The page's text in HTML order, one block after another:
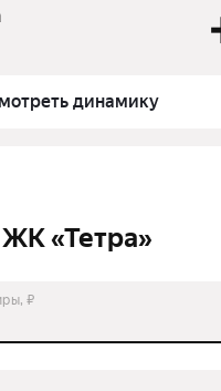
динамику
«Тетра»
₽